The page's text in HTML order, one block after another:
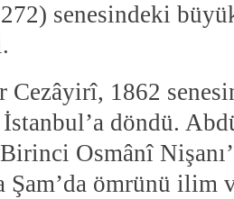
senesindeki
Cezâyirî, 1862
İstanbul’a döndü.
Birinci Osmânî
Şam’da ömrünü ilim